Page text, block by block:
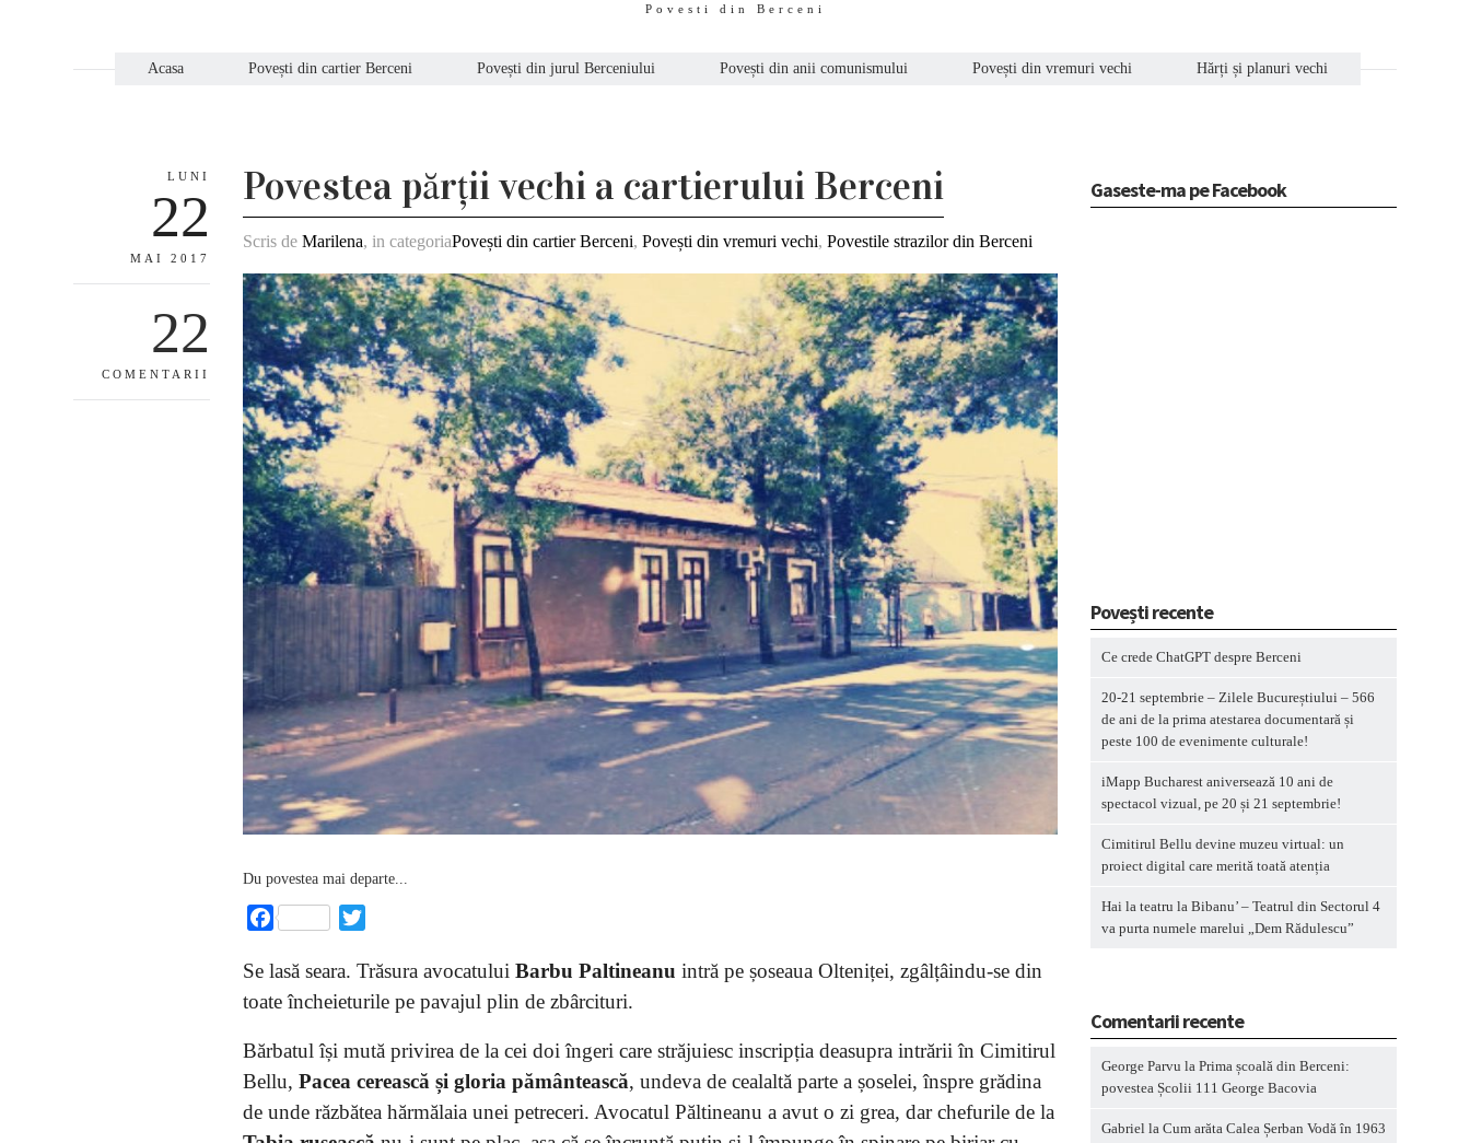
Povesti din Berceni
Acasa Povești din cartier Berceni Povești din jurul Berceniului Povești din anii comunismului Povești din vremuri vechi Hărți și planuri vechi
LUNI
22
MAI 2017
22
COMENTARII
Povestea părții vechi a cartierului Berceni
Scris deMarilena, in categoriaPovești din cartier Berceni,Povești din vremuri vechi,Povestile strazilor din Berceni
Du povestea mai departe...
Facebook
Se lasă seara. Trăsura avocatuluiBarbu Paltineanu intră pe șoseaua Olteniței, zgâlțâindu-se din
toate încheieturile pe pavajul plin de zbârcituri.
Bărbatul își mută privirea de la cei doi îngeri care străjuiesc inscripția deasupra intrării în Cimitirul
Bellu,Pacea cerească și gloria pământească, undeva de cealaltă parte a șoselei, înspre grădina
de unde răzbătea hărmălaia unei petreceri. Avocatul Păltineanu a avut o zi grea, dar chefurile de la
Gaseste-ma pe Facebook
Povești recente
Ce crede ChatGPT despre Berceni
20-21 septembrie – Zilele Bucureștiului – 566
de ani de la prima atestarea documentară și
peste 100 de evenimente culturale!
iMapp Bucharest aniversează 10 ani de
spectacol vizual, pe 20 și 21 septembrie!
Cimitirul Bellu devine muzeu virtual: un
proiect digital care merită toată atenția
Hai la teatru la Bibanu’ – Teatrul din Sectorul 4
va purta numele marelui „Dem Rădulescu”
Comentarii recente
George Parvu la Prima școală din Berceni:
povestea Școlii 111 George Bacovia
Gabriel la Cum arăta Calea Șerban Vodă în 1963